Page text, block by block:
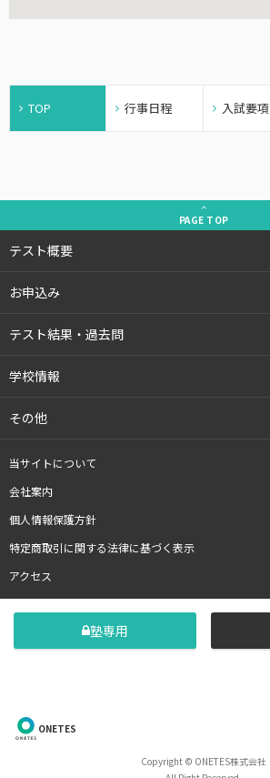
TOP 行事日程 入試要項
PAGE TOP
テスト概要
お申込み
テスト結果・過去問
学校情報
その他
当サイトについて
会社案内
個人情報保護方針
特定商取引に関する法律に基づく表示
アクセス
塾専用
ONETES
Copyright © ONETES株式会社